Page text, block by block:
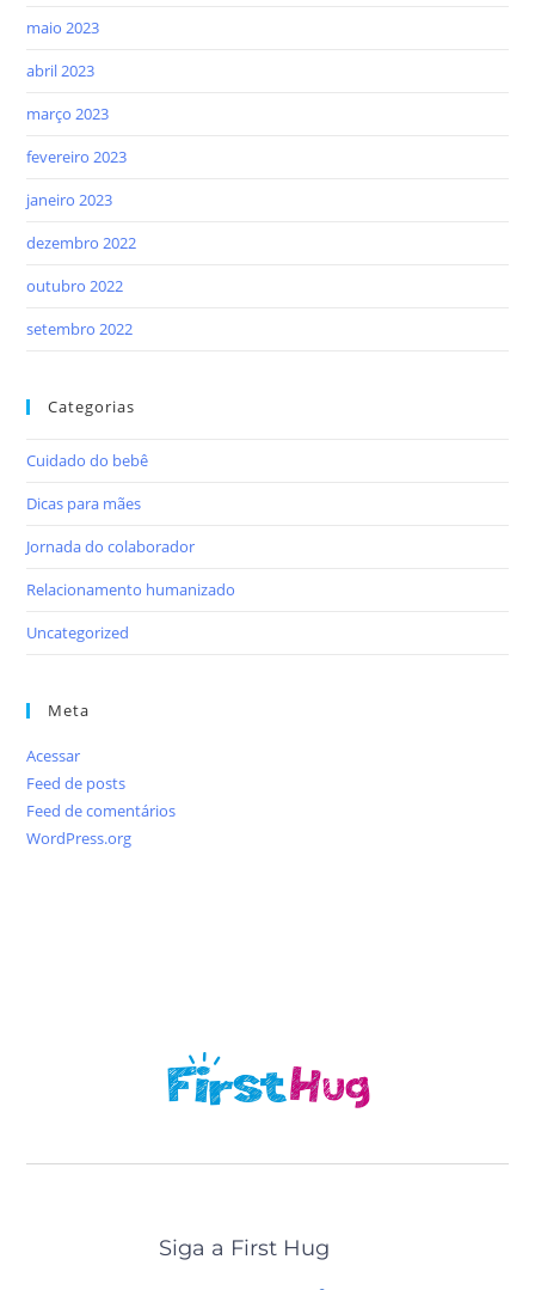
maio 2023
abril 2023
março 2023
fevereiro 2023
janeiro 2023
dezembro 2022
outubro 2022
setembro 2022
Categorias
Cuidado do bebê
Dicas para mães
Jornada do colaborador
Relacionamento humanizado
Uncategorized
Meta
Acessar
Feed de posts
Feed de comentários
WordPress.org
Siga a First Hug